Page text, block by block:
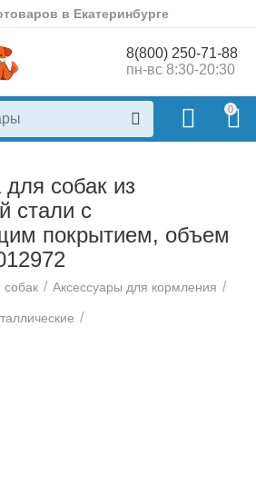
в Екатеринбурге
8(800) 250-71-88
пн-вс 8:30-20:30
0
собак из
стали с
покрытием, объем
/ Аксессуары для кормления /
/